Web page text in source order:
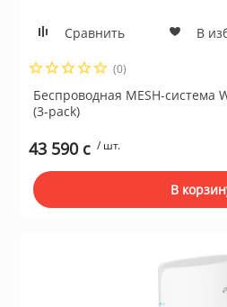
Сравнить В
(0)
Беспроводная MESH-система
(3-pack)
43 590 c / шт.
В